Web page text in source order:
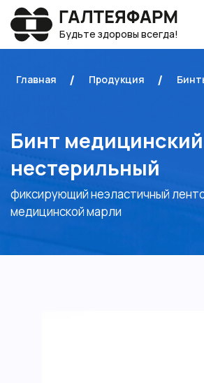
Будьте здоровы всегда!
Главная Продукция
Бинт медицинский
нестерильный
фиксирующий неэластичный
медицинской марли